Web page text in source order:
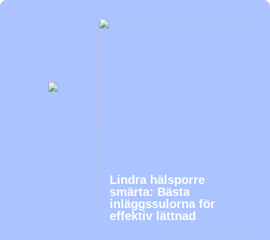
Lindra hälsporre
smärta: Bästa
inläggssulorna för
effektiv lättnad